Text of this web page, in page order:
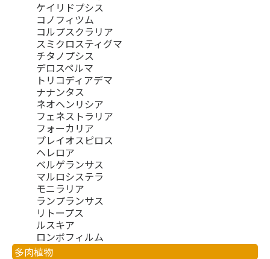
ケイリドプシス
コノフィツム
コルプスクラリア
スミクロスティグマ
チタノプシス
デロスペルマ
トリコディアデマ
ナナンタス
ネオヘンリシア
フェネストラリア
フォーカリア
プレイオスピロス
ヘレロア
ベルゲランサス
マルロシステラ
モニラリア
ランプランサス
リトープス
ルスキア
ロンボフィルム
多肉植物